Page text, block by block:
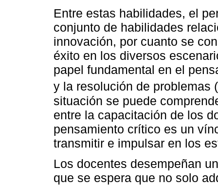
Entre estas habilidades, el
conjunto de habilidades
innovación, por cuanto se
éxito en los diversos
papel fundamental en el
y la resolución de problemas (
situación se puede
entre la capacitación de los
pensamiento crítico es un
transmitir e impulsar en los
Los docentes desempeñan
que se espera que no solo